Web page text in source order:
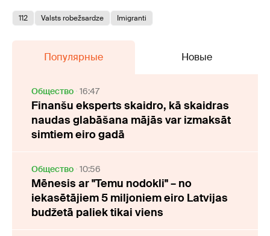
112 Valsts robežsardze Imigranti
Популярные Новые
Oбщество 16:47
Finanšu eksperts skaidro, kā skaidras
naudas glabāšana mājās var izmaksāt
simtiem eiro gadā
Oбщество 10:56
Mēnesis ar "Temu nodokli" – no
iekasētājiem 5 miljoniem eiro Latvijas
budžetā paliek tikai viens